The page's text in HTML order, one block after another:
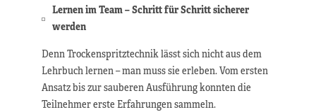
Lernen im Team – Schritt für Schritt sicherer
werden
Denn Trockenspritztechnik lässt sich nicht aus dem
Lehrbuch lernen – man muss sie erleben. Vom ersten
Ansatz bis zur sauberen Ausführung konnten die
Teilnehmer erste Erfahrungen sammeln.